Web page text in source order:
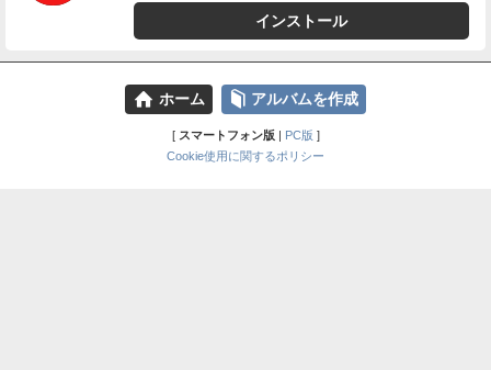
インストール
⌂ ホーム 📕 アルバムを作成
[ スマートフォン版| PC版 ]
Cookie使用に関するポリシー